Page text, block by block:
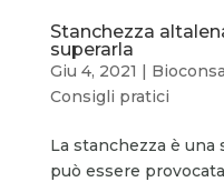
Stanchezza
superarla
Giu 4, 2021 |
Consigli pratici
La stanchezza è
può essere